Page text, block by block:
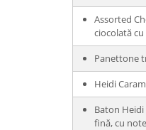
Assorted
ciocolată
Panettone
Heidi
Baton
fină, cu